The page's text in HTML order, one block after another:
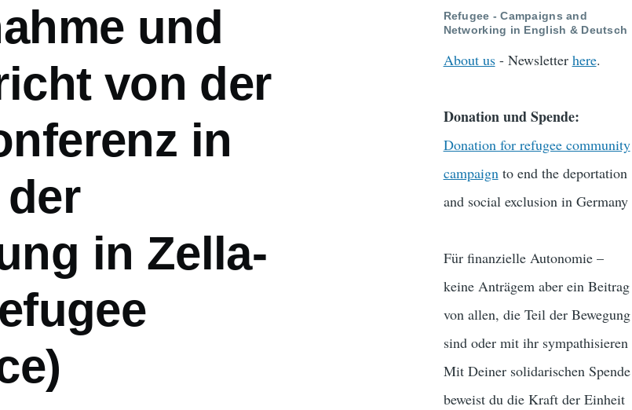
und
von der
in
in Zella-
Refugee - Campaigns and
Networking in English & Deutsch
About us- Newsletter here.
Donation und Spende:
Donation for refugee community
campaignto end the deportation
and social exclusion in Germany
Für finanzielle Autonomie –
keine Anträgem aber ein Beitrag
von allen, die Teil der Bewegung
sind oder mit ihr sympathisieren
Mit Deiner solidarischen Spende
beweist du die Kraft der Einheit